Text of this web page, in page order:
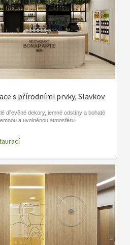
s přírodními prvky, Slavkov
dřevěné dekory, jemné odstíny a bohaté
a uvolněnou atmosféru.